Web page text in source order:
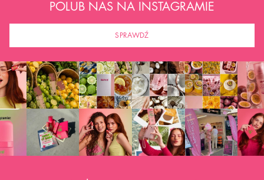
POLUB NAS NA INSTAGRAMIE
SPRAWDŹ